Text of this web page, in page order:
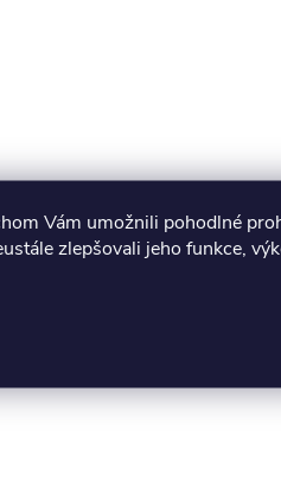
Vám umožnili pohodlné
zlepšovali jeho funkce,